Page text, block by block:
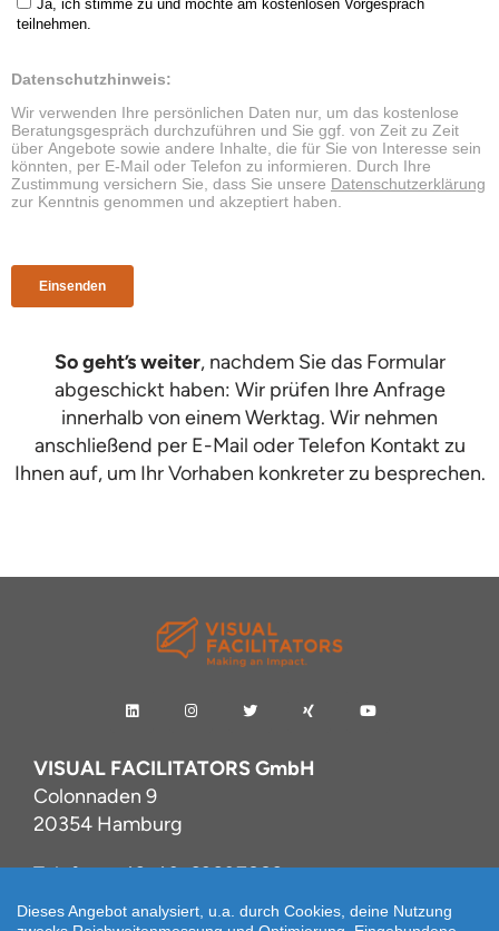
So geht’s weiter, nachdem Sie das Formular
abgeschickt haben: Wir prüfen Ihre Anfrage
innerhalb von einem Werktag. Wir nehmen
anschließend per E-Mail oder Telefon Kontakt zu
Ihnen auf, um Ihr Vorhaben konkreter zu besprechen.
VISUAL FACILITATORS GmbH
Colonnaden 9
20354 Hamburg
Telefon:+49-40-63607889
info@visualfacilitators.com
Dieses Angebot analysiert, u.a. durch Cookies, deine Nutzung